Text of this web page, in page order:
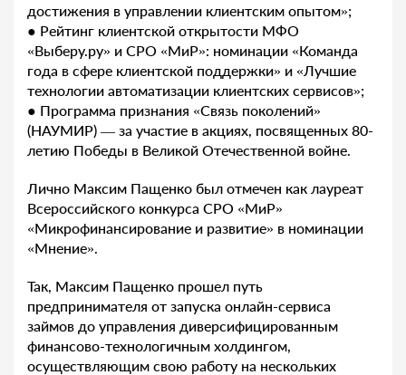
достижения в управлении клиентским опытом»;
● Рейтинг клиентской открытости МФО
«Выберу.ру» и СРО «МиР»: номинации «Команда
года в сфере клиентской поддержки» и «Лучшие
технологии автоматизации клиентских сервисов»;
● Программа признания «Связь поколений»
(НАУМИР) — за участие в акциях, посвященных 80-
летию Победы в Великой Отечественной войне.
Лично Максим Пащенко был отмечен как лауреат
Всероссийского конкурса СРО «МиР»
«Микрофинансирование и развитие» в номинации
«Мнение».
Так, Максим Пащенко прошел путь
предпринимателя от запуска онлайн-сервиса
займов до управления диверсифицированным
финансово-технологичным холдингом,
осуществляющим свою работу на нескольких